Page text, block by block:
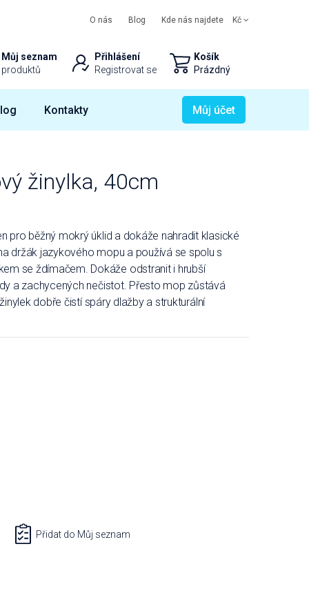
O nás Blog Kde nás najdete Kč
Můj seznam
produktů
Přihlášení
Registrovat se
Košík
Prázdný
Kontakty Můj účet
žinylka, 40cm
pro běžný mokrý úklid a dokáže nahradit klasické
držák jazykového mopu a používá se spolu s
se ždímačem. Dokáže odstranit i hrubší
a zachycených nečistot. Přesto mop zůstává
dobře čistí spáry dlažby a strukturální
Přidat do Můj seznam